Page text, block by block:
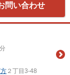
問い合わせ
２丁目3-48